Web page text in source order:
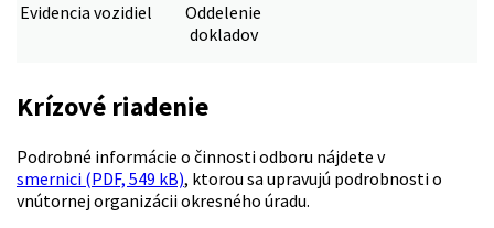
Evidencia vozidiel
Oddelenie
dokladov
Krízové riadenie
Podrobné informácie o činnosti odboru nájdete v
smernici (PDF, 549 kB), ktorou sa upravujú podrobnosti o
vnútornej organizácii okresného úradu.